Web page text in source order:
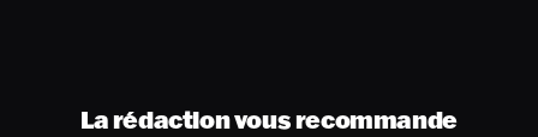
La rédaction vous recommande